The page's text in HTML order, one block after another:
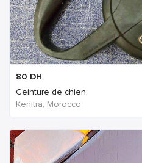
80 DH
Ceinture de chien
Kenitra, Morocco